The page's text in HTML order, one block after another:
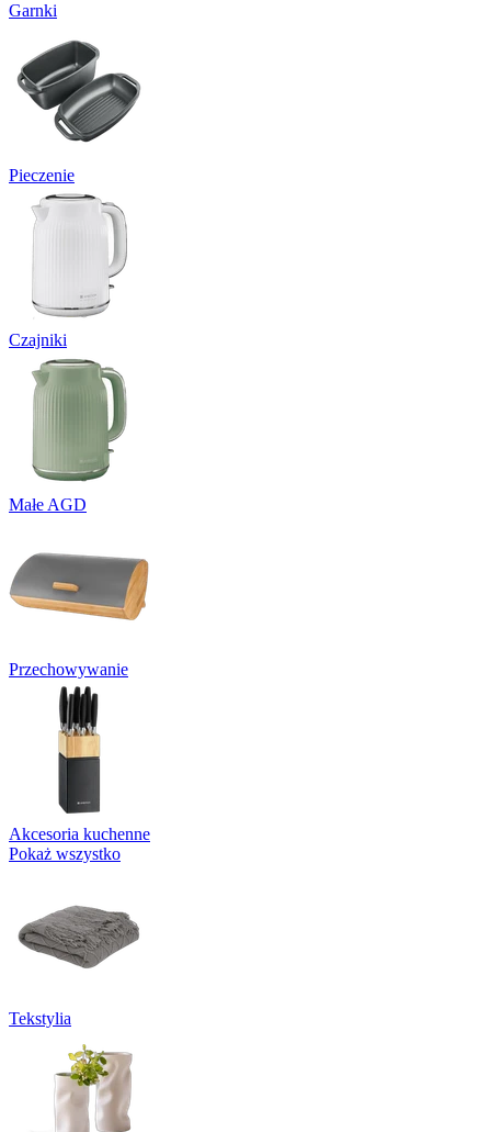
Garnki
Pieczenie
Czajniki
Małe AGD
Przechowywanie
Akcesoria kuchenne
Pokaż wszystko
Tekstylia